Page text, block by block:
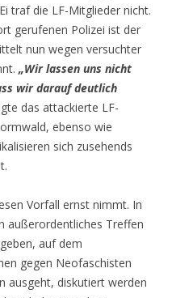
traf die LF-Mitglieder nicht.
gerufenen Polizei ist der
nun wegen versuchter
„Wir lassen uns nicht
wir darauf deutlich
das attackierte LF-
ebenso wie
sich zusehends
Vorfall ernst nimmt. In
außerordentliches Treffen
auf dem
gegen Neofaschisten
ausgeht, diskutiert werden